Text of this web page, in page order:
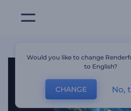
Would you like to change
to English?
CHANGE No,